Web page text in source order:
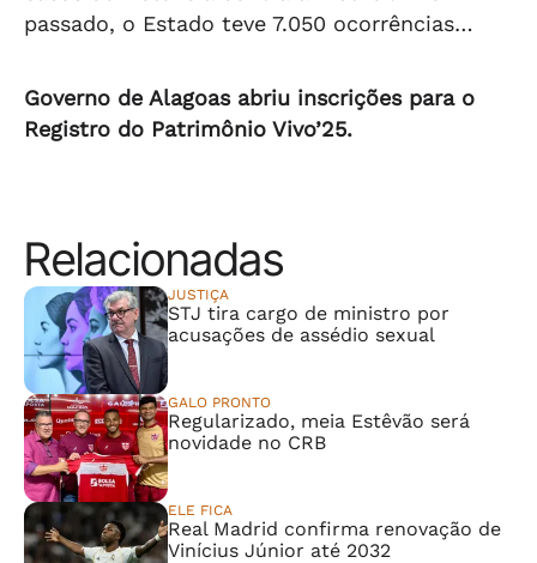
passado, o Estado teve 7.050 ocorrências…
Governo de Alagoas abriu inscrições para o
Registro do Patrimônio Vivo’25.
Relacionadas
JUSTIÇA
STJ tira cargo de ministro por
acusações de assédio sexual
GALO PRONTO
Regularizado, meia Estêvão será
novidade no CRB
ELE FICA
Real Madrid confirma renovação de
Vinícius Júnior até 2032